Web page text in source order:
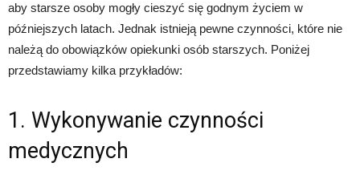
aby starsze osoby mogły cieszyć się godnym życiem w
późniejszych latach. Jednak istnieją pewne czynności, które nie
należą do obowiązków opiekunki osób starszych. Poniżej
przedstawiamy kilka przykładów:
1. Wykonywanie czynności
medycznych